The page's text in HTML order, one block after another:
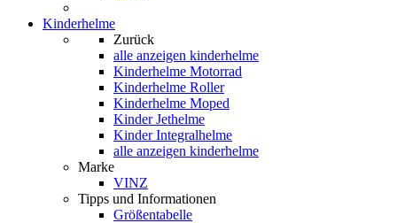
Kinderhelme
Zurück
alle anzeigen kinderhelme
Kinderhelme Motorrad
Kinderhelme Roller
Kinderhelme Moped
Kinder Jethelme
Kinder Integralhelme
alle anzeigen kinderhelme
Marke
VINZ
Tipps und Informationen
Größentabelle